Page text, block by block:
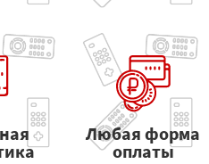
Любая форма
оплаты